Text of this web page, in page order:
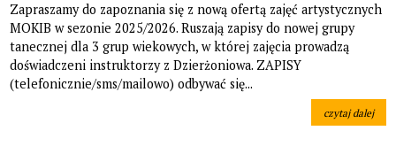
Zapraszamy do zapoznania się z nową ofertą zajęć artystycznych
MOKIB w sezonie 2025/2026. Ruszają zapisy do nowej grupy
tanecznej dla 3 grup wiekowych, w której zajęcia prowadzą
doświadczeni instruktorzy z Dzierżoniowa. ZAPISY
(telefonicznie/sms/mailowo) odbywać się...
czytaj dalej
na temat: